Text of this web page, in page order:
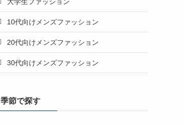
10代向けメンズファッション
20代向けメンズファッション
30代向けメンズファッション
季節で探す